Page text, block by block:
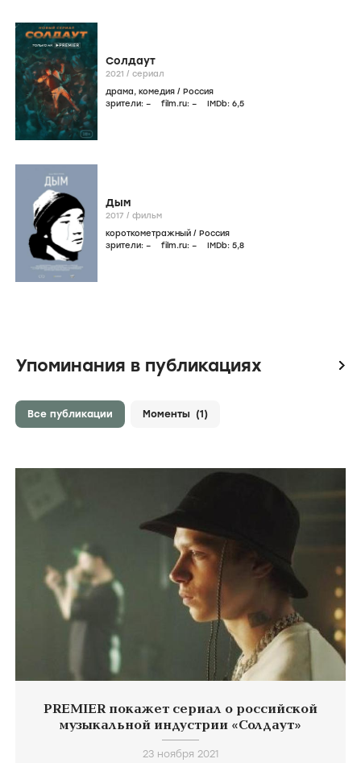
Солдаут
2021 / сериал
драма, комедия / Россия
зрители: – film.ru: – IMDb: 6,5
Дым
2017 / фильм
короткометражный / Россия
зрители: – film.ru: – IMDb: 5,8
Упоминания в публикациях icon
Все публикации Моменты (1)
PREMIER покажет сериал о российской
музыкальной индустрии «Солдаут»
23 ноября 2021